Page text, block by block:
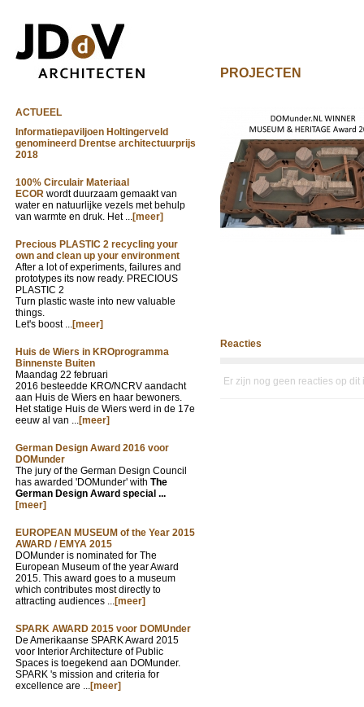
PROJECTEN
ACTUEEL
Informatiepaviljoen Holtingerveld
genomineerd Drentse architectuurprijs
2018
100% Circulair Materiaal
ECOR wordt duurzaam gemaakt van
water en natuurlijke vezels met behulp
van warmte en druk. Het ...[meer]
Precious PLASTIC 2 recycling your
own and clean up your environment
After a lot of experiments, failures and
prototypes its now ready. PRECIOUS
PLASTIC 2
Turn plastic waste into new valuable
things.
Let's boost ...[meer]
Huis de Wiers in KROprogramma
Binnenste Buiten
Maandag 22 februari
2016 besteedde KRO/NCRV aandacht
aan Huis de Wiers en haar bewoners.
Het statige Huis de Wiers werd in de 17e
eeuw al van ...[meer]
German Design Award 2016 voor
DOMunder
The jury of the German Design Council
has awarded 'DOMunder' with The
German Design Award special ...
[meer]
EUROPEAN MUSEUM of the Year 2015
AWARD / EMYA 2015
DOMunder is nominated for The
European Museum of the year Award
2015. This award goes to a museum
which contributes most directly to
attracting audiences ...[meer]
SPARK AWARD 2015 voor DOMUnder
De Amerikaanse SPARK Award 2015
voor Interior Architecture of Public
Spaces is toegekend aan DOMunder.
SPARK 's mission and criteria for
excellence are ...[meer]
Reacties
Er zijn nog geen reacties op dit